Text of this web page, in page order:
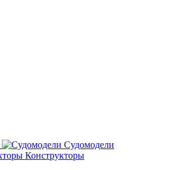
Судомодели
Конструкторы